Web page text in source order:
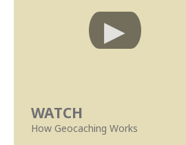
WATCH
How Geocaching Works